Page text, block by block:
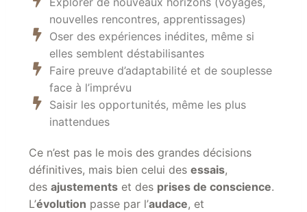
nouvelles rencontres, apprentissages)
Oser des expériences inédites, même si
elles semblent déstabilisantes
Faire preuve d’adaptabilité et de souplesse
face à l’imprévu
Saisir les opportunités, même les plus
inattendues
Ce n’est pas le mois des grandes décisions
définitives, mais bien celui des essais,
des ajustements et des prises de conscience.
L’évolution passe par l’audace, et